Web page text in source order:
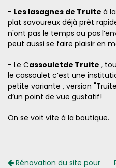
- Les lasagnes de Truite à
plat savoureux déjà prêt
n'ont pas le temps ou pas
peut aussi se faire plaisir en
- Le Cassouletde Truite ,
le cassoulet c’est une
petite variante , version
d’un point de vue gustatif!
On se voit vite à la boutique.
Rénovation du site pour